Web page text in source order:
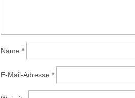
Name *
E-Mail-Adresse *